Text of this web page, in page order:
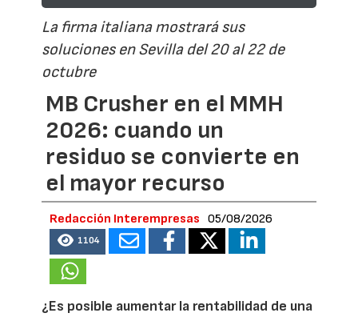
La firma italiana mostrará sus
soluciones en Sevilla del 20 al 22 de
octubre
MB Crusher en el MMH
2026: cuando un
residuo se convierte en
el mayor recurso
Redacción Interempresas 05/08/2026
1104
¿Es posible aumentar la rentabilidad de una